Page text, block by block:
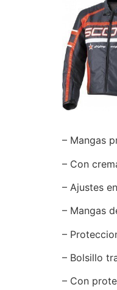
– Mangas
– Con
– Ajustes
– Mangas
–
– Bolsillo
– Con